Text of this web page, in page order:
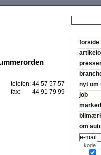
telefon: 44 57 57 57
fax:
44 91 79 99
forside
nyt om
job
om
kode